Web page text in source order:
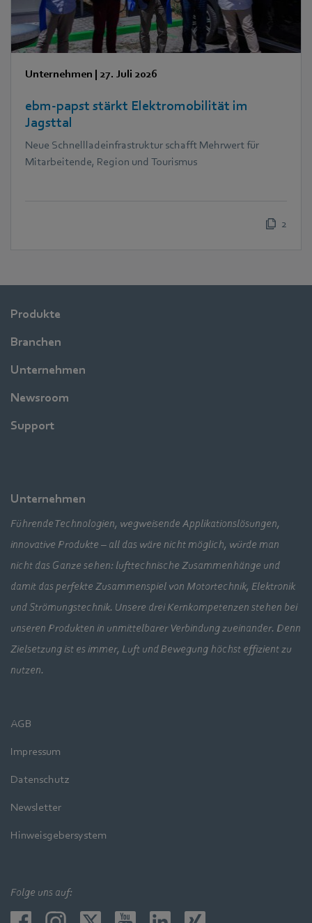
Unternehmen | 27. Juli 2026
ebm‑papst stärkt Elektromobilität im
Jagsttal
Neue Schnellladeinfrastruktur schafft Mehrwert für
Mitarbeitende, Region und Tourismus
2
Produkte
Branchen
Unternehmen
Newsroom
Support
Unternehmen
Führende Technologien, wegweisende Applikationslösungen,
innovative Produkte – all das wäre nicht möglich, würde man
nicht das Ganze sehen: lufttechnische Zusammenhänge und
damit das perfekte Zusammenspiel von Motortechnik, Elektronik
und Strömungstechnik. Unsere drei Kernkompetenzen stehen bei
unseren Produkten in unmittelbarer Verbindung zueinander. Denn
Zielsetzung ist es immer, Luft und Bewegung höchst effizient zu
nutzen.
AGB
Impressum
Datenschutz
Newsletter
Hinweisgebersystem
Folge uns auf: